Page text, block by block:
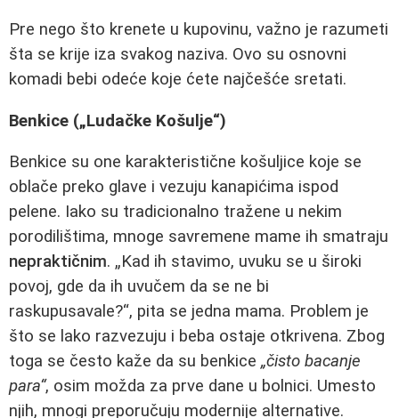
Pre nego što krenete u kupovinu, važno je razumeti
šta se krije iza svakog naziva. Ovo su osnovni
komadi bebi odeće koje ćete najčešće sretati.
Benkice („Ludačke Košulje“)
Benkice su one karakteristične košuljice koje se
oblače preko glave i vezuju kanapićima ispod
pelene. Iako su tradicionalno tražene u nekim
porodilištima, mnoge savremene mame ih smatraju
nepraktičnim. „Kad ih stavimo, uvuku se u široki
povoj, gde da ih uvučem da se ne bi
raskupusavale?“, pita se jedna mama. Problem je
što se lako razvezuju i beba ostaje otkrivena. Zbog
toga se često kaže da su benkice „čisto bacanje
para“, osim možda za prve dane u bolnici. Umesto
njih, mnogi preporučuju modernije alternative.